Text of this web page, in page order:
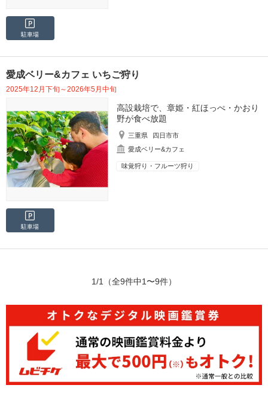
駐車場
愛成ベリー&カフェ いちご狩り
2025年12月下旬～2026年5月中旬
高設栽培で、章姫・紅ほっぺ・かおり
野が食べ放題
三重県
四日市市
愛成ベリー&カフェ
味覚狩り・フルーツ狩り
駐車場
1/1 （全9件中1〜9件）